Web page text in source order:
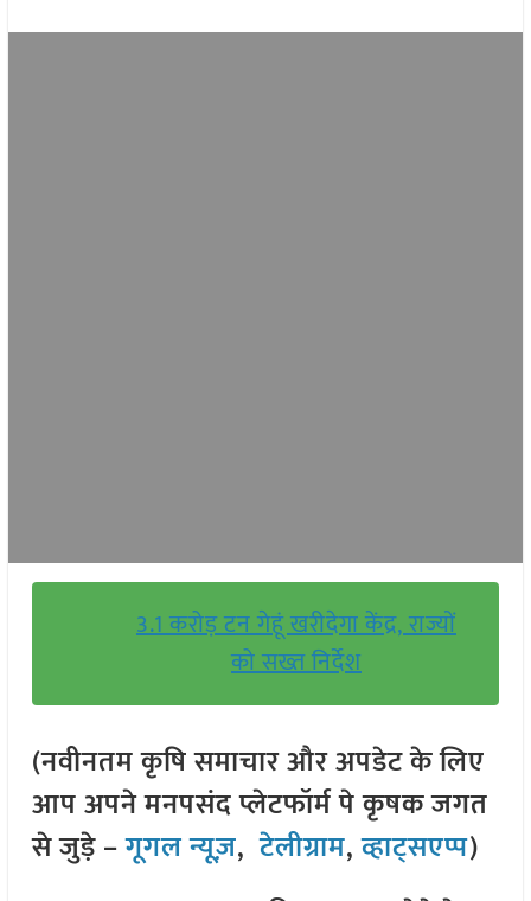
3.1 करोड़ टन गेहूं खरीदेगा केंद्र, राज्यों
को सख्त निर्देश
(नवीनतम कृषि समाचार और अपडेट के लिए
आप अपने मनपसंद प्लेटफॉर्म पे कृषक जगत
से जुड़े –गूगल न्यूज़,टेलीग्राम,व्हाट्सएप्प)